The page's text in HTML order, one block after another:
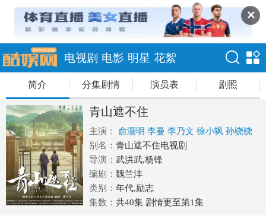
✕
电视剧 电影 明星 花絮
简介 分集剧情 演员表 剧照
青山遮不住
主演： 俞灏明 李曼 李乃文 徐小飒 孙骁骁
别名： 青山遮不住电视剧
导演： 武洪武,杨锋
编剧： 魏兰沣
类别： 年代,励志
集数： 共40集 剧情更至第1集